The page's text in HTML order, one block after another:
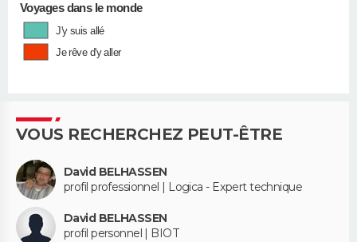
Voyages dans le monde
J'y suis allé
Je rêve d'y aller
VOUS RECHERCHEZ PEUT-ÊTRE
David BELHASSEN
profil professionnel | Logica - Expert technique
David BELHASSEN
profil personnel | BIOT